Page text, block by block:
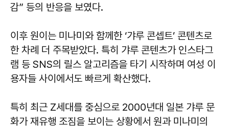
감” 등의 반응을 보였다.
이후 원이는 미나미와 함께한 ‘갸루 콘셉트’ 콘텐츠로
한 차례 더 주목받았다. 특히 갸루 콘텐츠가 인스타그
램 등 SNS의 릴스 알고리즘을 타기 시작하며 여성 이
용자들 사이에서도 빠르게 확산했다.
특히 최근 Z세대를 중심으로 2000년대 일본 갸루 문
화가 재유행 조짐을 보이는 상황에서 원과 미나미의